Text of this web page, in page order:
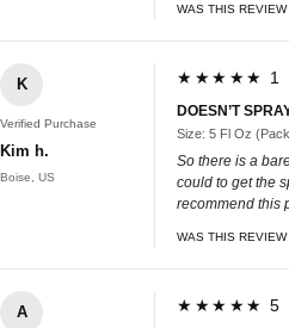
WAS THIS
K
Verified Purchase
Kim h.
Boise, US
★★★★★ 1
DOESN’T
Size: 5 Fl Oz
So there is a
could to get the
recommend this
WAS THIS
A ★★★★★ 5